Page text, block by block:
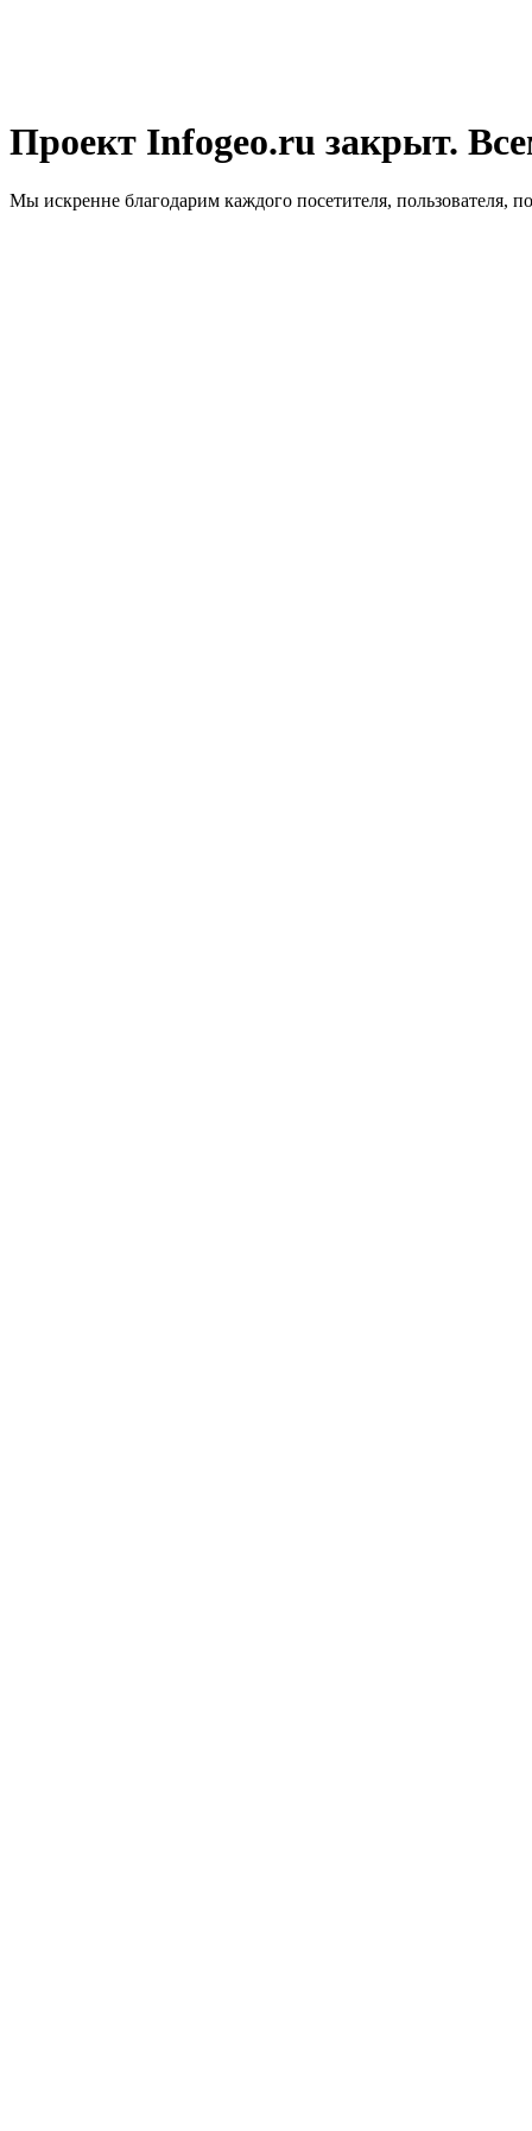
Проект Infogeo.ru закрыт.
Мы искренне благодарим каждого посетителя, пользователя,